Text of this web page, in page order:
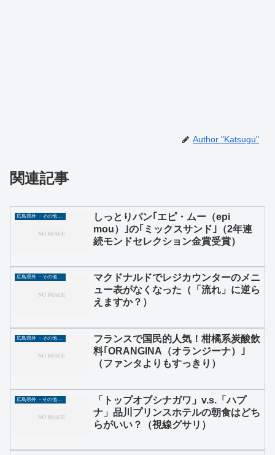
Author "Katsugu"
関連記事
しっとりパン｢エピ・ムー（epi
mou）｣の｢ミックスサンド｣（2年連
続モンドセレクション金賞受賞）
広島県外 ・その他グルメ
マクドナルドでレジカウンターのメニ
ュー表がなくなった（「流れ」に逆ら
えますか？）
広島県外 ・その他グルメ
フランスで国民的人気！柑橘系炭酸飲
料｢ORANGINA（オランジーナ）｣
（ファンタよりもすっきり）
「トップオブシナガワ」v.s.「ハプ
ナ」品川プリンスホテルの朝食はどち
らがいい？（視線グサリ）